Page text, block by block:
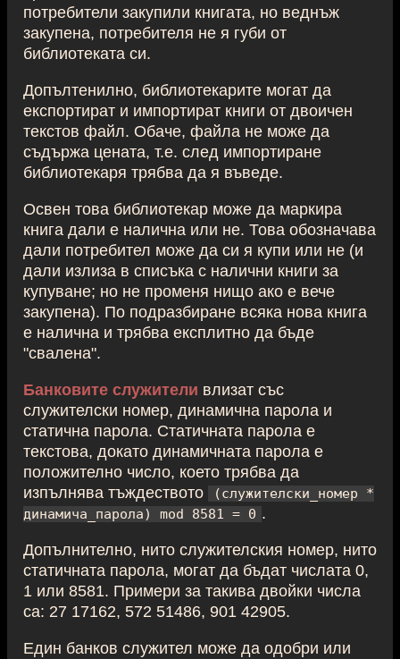
потребители закупили книгата, но веднъж
закупена, потребителя не я губи от
библиотеката си.
Допълтенилно, библиотекарите могат да
експортират и импортират книги от двоичен
текстов файл. Обаче, файла не може да
съдържа цената, т.е. след импортиране
библиотекаря трябва да я въведе.
Освен това библиотекар може да маркира
книга дали е налична или не. Това обозначава
дали потребител може да си я купи или не (и
дали излиза в списъка с налични книги за
купуване; но не променя нищо ако е вече
закупена). По подразбиране всяка нова книга
е налична и трябва експлитно да бъде
"свалена".
Банковите служители влизат със
служителски номер, динамична парола и
статична парола. Статичната парола е
текстова, докато динамичната парола е
положително число, което трябва да
изпълнява тъждеството
(служителски_номер *
динамича_парола) mod 8581 = 0
Допълнително, нито служителския номер, нито
статичната парола, могат да бъдат числата 0,
1 или 8581. Примери за такива двойки числа
са: 27 17162, 572 51486, 901 42905.
Един банков служител може да одобри или